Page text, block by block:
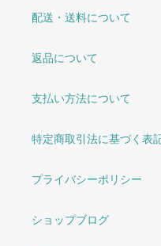
配送・送料について
返品について
支払い方法について
特定商取引法に基づく表
プライバシーポリシー
ショップブログ